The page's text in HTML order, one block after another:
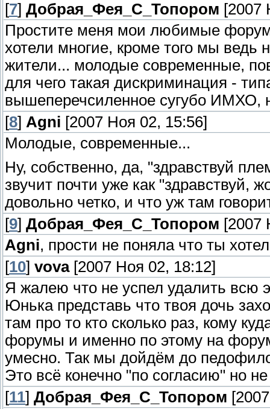
[7] Добрая_Фея_С_Топором [2007
Простите меня мои любимые
хотели многие, кроме того мы ведь
жители... молодые современные,
для чего такая дискриминация -
вышеперечсиленное сугубо ИМХО,
[8] Agni [2007 Ноя 02, 15:56]
Молодые, современные...
Ну, собственно, да, "здравствуй
звучит почти уже как "здравствуй,
довольно четко, и что уж там
[9] Добрая_Фея_С_Топором [2007
Agni, прости не поняла что ты
[10] vova[2007 Ноя 02, 18:12]
Я жалею что не успел удалить всю
Юнька представь что твоя дочь
там про то кто сколько раз, кому
форумы и именно по этому на
умесно. Так мы дойдём до
Это всё конечно "по согласию" но
[11] Добрая_Фея_С_Топором